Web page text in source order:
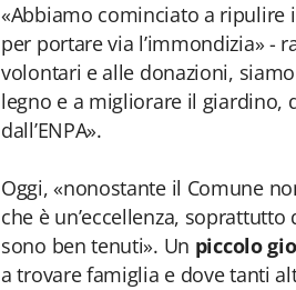
«Abbiamo cominciato a ripulire
per portare via l’immondizia» -
volontari e alle donazioni,
legno e a migliorare il giardino,
dall’ENPA».
Oggi, «nonostante il Comune
che è un’eccellenza,
sono ben tenuti». Un piccolo
a trovare famiglia e dove tanti